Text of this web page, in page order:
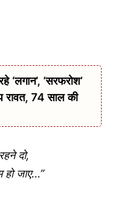
‘सरफरोश’
रावत, 74 साल की
दो,
हो जाए…”